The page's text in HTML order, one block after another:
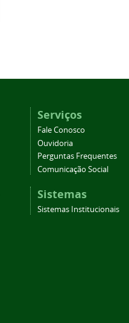
Serviços
Fale Conosco
Ouvidoria
Perguntas Frequentes
Comunicação Social
Sistemas
Sistemas Institucionais